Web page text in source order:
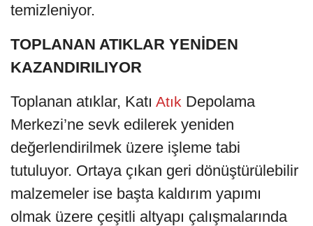
temizleniyor.
TOPLANAN ATIKLAR YENİDEN
KAZANDIRILIYOR
Toplanan atıklar, Katı Atık Depolama
Merkezi’ne sevk edilerek yeniden
değerlendirilmek üzere işleme tabi
tutuluyor. Ortaya çıkan geri dönüştürülebilir
malzemeler ise başta kaldırım yapımı
olmak üzere çeşitli altyapı çalışmalarında